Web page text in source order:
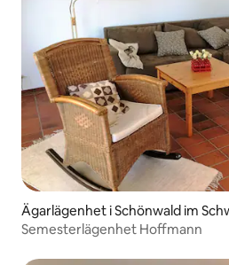
Ägarlägenhet i Schönwald im
Semesterlägenhet Hoffmann